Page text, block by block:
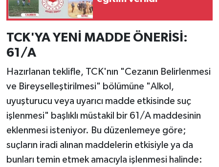
TCK'YA YENİ MADDE ÖNERİSİ:
61/A
Hazırlanan teklifle, TCK'nın "Cezanın Belirlenmesi
ve Bireyselleştirilmesi" bölümüne "Alkol,
uyuşturucu veya uyarıcı madde etkisinde suç
işlenmesi" başlıklı müstakil bir 61/A maddesinin
eklenmesi isteniyor. Bu düzenlemeye göre;
suçların iradi alınan maddelerin etkisiyle ya da
bunları temin etmek amacıyla işlenmesi halinde: